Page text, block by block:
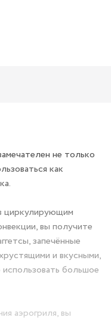
не только
как
циркулирующим
вы получите
запечённые
и вкусными,
большое
аэрогриля, вы